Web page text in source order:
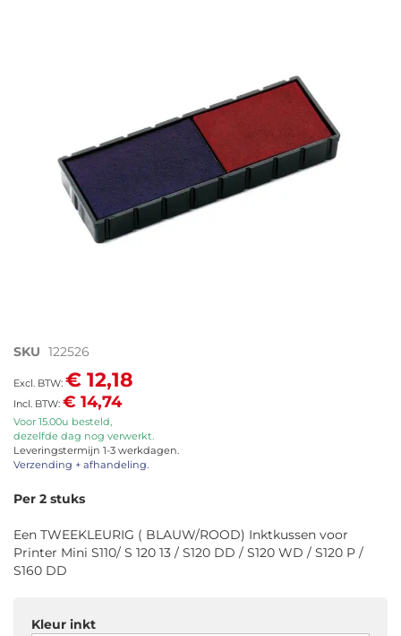
Ga
het
begin
van
de
afbeeldingen-
SKU 122526
€ 14,74
€ 12,18
Voor 15.00u besteld,
dezelfde dag nog verwerkt.
Leveringstermijn 1-3 werkdagen.
Verzending + afhandeling.
Per 2 stuks
Een TWEEKLEURIG ( BLAUW/ROOD) Inktkussen voor
Printer Mini S110/ S 120 13 / S120 DD / S120 WD / S120 P /
S160 DD
Kleur inkt